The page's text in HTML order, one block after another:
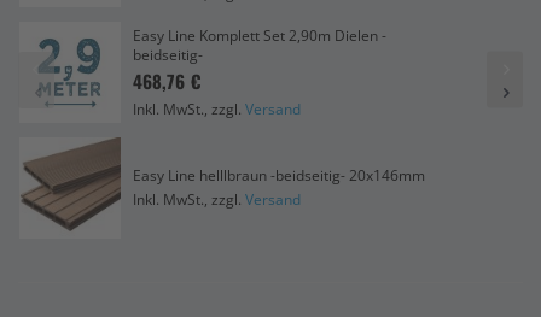
Easy Line Komplett Set 2,90m Dielen -
beidseitig-
468,76 €
Inkl. MwSt., zzgl. Versand
Easy Line helllbraun -beidseitig- 20x146mm
Inkl. MwSt., zzgl. Versand